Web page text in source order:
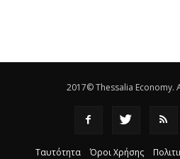
2017© Thessalia Economy.
Ταυτότητα Όροι Χρήσης